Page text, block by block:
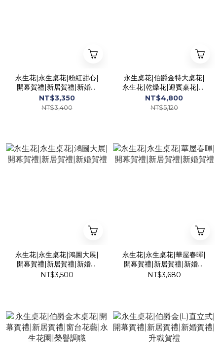
永生花|永生桌花|粉紅甜心|
開幕賀禮|新居賀禮|新婚賀
禮
NT$3,350
NT$3,400
永生桌花|伯爵金特大桌花|
永生花|乾燥花|迎賓桌花|開
幕盆栽|喬遷賀禮|祝賀花禮|
NT$4,800
NT$5,120
永生花|永生桌花|鴻圖大展|
開幕賀禮|新居賀禮|新婚賀
禮
NT$3,500
永生花|永生桌花|華屋春暉|
開幕賀禮|新居賀禮|新婚賀
禮
NT$3,680